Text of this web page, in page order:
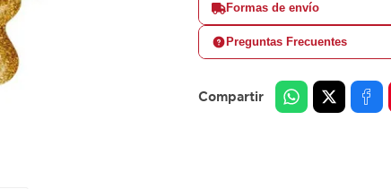
Formas de envío
Preguntas Frecuentes
Compartir